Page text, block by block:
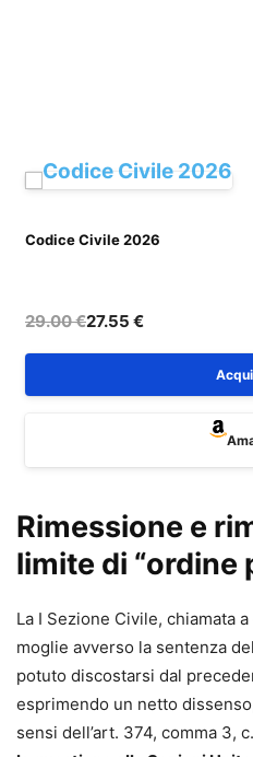
Codice Civile 2026
29.00 €27.55 €
Rimessione e
limite di “ordine
La I Sezione Civile, chiamata
moglie avverso la sentenza
potuto discostarsi dal
esprimendo un netto
sensi dell’art. 374, comma 3,